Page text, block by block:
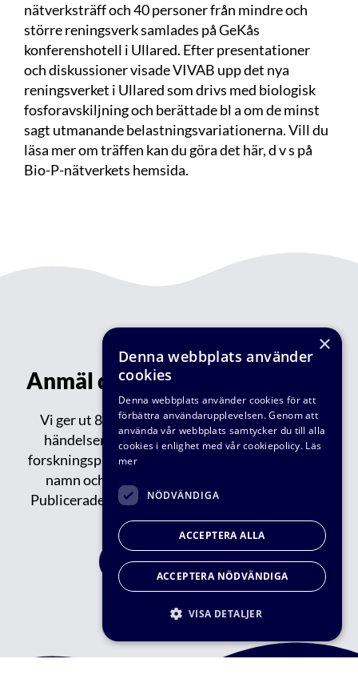
nätverksträff och 40 personer från mindre och
större reningsverk samlades på GeKås
konferenshotell i Ullared. Efter presentationer
och diskussioner visade VIVAB upp det nya
reningsverket i Ullared som drivs med biologisk
fosforavskiljning och berättade bl a om de minst
sagt utmanande belastningsvariationerna. Vill du
läsa mer om träffen kan du göra det här, d v s på
Bio-P-nätverkets hemsida.
Anmäl dig till vårt nyhetsbrev!
Vi ger ut 8-9 nyhetsbrev varje år med aktuella
händelser inom VA-teknik Södra: reportage,
forskningsprojekt, publikationer, events, nytt om
namn och tips om spännande saker på gång.
Publicerade/tidigare nyhetsbrev kan du läsa
FÅ VÅRT NYHETBREV
×
Denna webbplats använder
cookies
Denna webbplats använder cookies för att
förbättra användarupplevelsen. Genom att
använda vår webbplats samtycker du till alla
cookies i enlighet med vår cookiepolicy. Läs
mer
NÖDVÄNDIGA
ACCEPTERA ALLA
ACCEPTERA NÖDVÄNDIGA
VISA DETALJER